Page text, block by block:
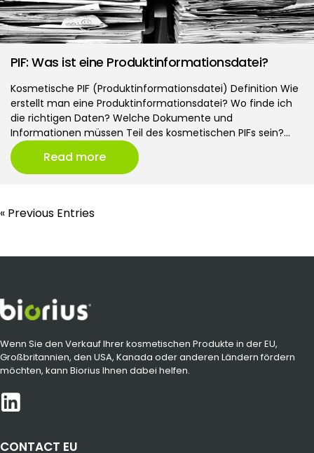
PIF: Was ist eine Produktinformationsdatei?
Kosmetische PIF (Produktinformationsdatei) Definition Wie
erstellt man eine Produktinformationsdatei? Wo finde ich
die richtigen Daten? Welche Dokumente und
Informationen müssen Teil des kosmetischen PIFs sein?…
Read more
« Previous Entries
Wenn Sie den Verkauf Ihrer kosmetischen Produkte in der EU,
Großbritannien, den USA, Kanada oder anderen Ländern fördern
möchten, kann Biorius Ihnen dabei helfen.
CONTACT EU